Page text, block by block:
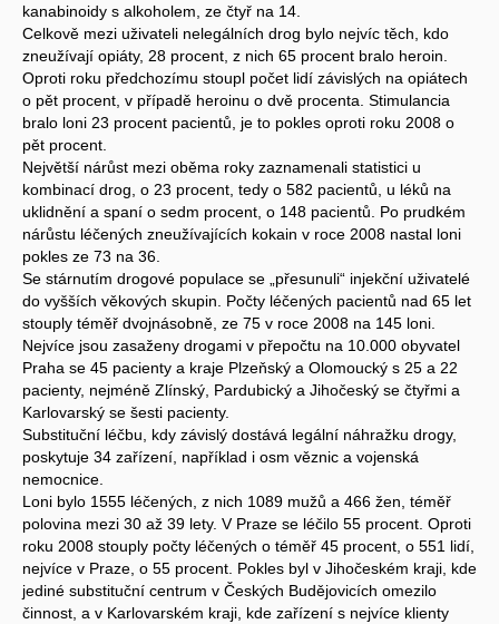
kanabinoidy s alkoholem, ze čtyř na 14.
Celkově mezi uživateli nelegálních drog bylo nejvíc těch, kdo
zneužívají opiáty, 28 procent, z nich 65 procent bralo heroin.
Oproti roku předchozímu stoupl počet lidí závislých na opiátech
o pět procent, v případě heroinu o dvě procenta. Stimulancia
bralo loni 23 procent pacientů, je to pokles oproti roku 2008 o
pět procent.
Největší nárůst mezi oběma roky zaznamenali statistici u
kombinací drog, o 23 procent, tedy o 582 pacientů, u léků na
uklidnění a spaní o sedm procent, o 148 pacientů. Po prudkém
nárůstu léčených zneužívajících kokain v roce 2008 nastal loni
pokles ze 73 na 36.
Se stárnutím drogové populace se „přesunuli“ injekční uživatelé
do vyšších věkových skupin. Počty léčených pacientů nad 65 let
stouply téměř dvojnásobně, ze 75 v roce 2008 na 145 loni.
Nejvíce jsou zasaženy drogami v přepočtu na 10.000 obyvatel
Praha se 45 pacienty a kraje Plzeňský a Olomoucký s 25 a 22
pacienty, nejméně Zlínský, Pardubický a Jihočeský se čtyřmi a
Karlovarský se šesti pacienty.
Substituční léčbu, kdy závislý dostává legální náhražku drogy,
poskytuje 34 zařízení, například i osm věznic a vojenská
nemocnice.
Loni bylo 1555 léčených, z nich 1089 mužů a 466 žen, téměř
polovina mezi 30 až 39 lety. V Praze se léčilo 55 procent. Oproti
roku 2008 stouply počty léčených o téměř 45 procent, o 551 lidí,
nejvíce v Praze, o 55 procent. Pokles byl v Jihočeském kraji, kde
jediné substituční centrum v Českých Budějovicích omezilo
činnost, a v Karlovarském kraji, kde zařízení s nejvíce klienty